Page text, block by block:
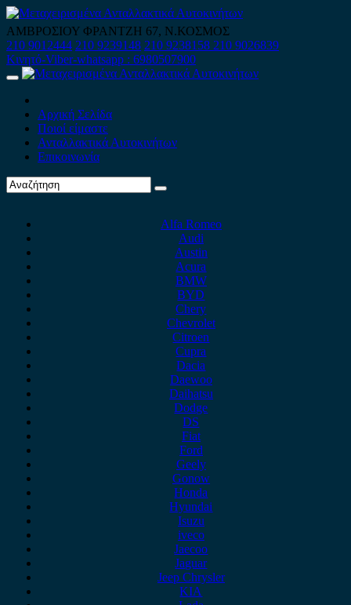
Skip
to
content
ΑΜΒΡΟΣΙΟΥ ΦΡΑΝΤΖΗ 67, Ν.ΚΟΣΜΟΣ
210 9012444 210 9239148 210 9238158 210 9026839
Κινητό-Viber-whatsapp : 6980507900
Primary
Αρχική Σελίδα
Ποιοί είμαστε
Ανταλλακτικά Αυτοκινήτων
Επικοινωνία
Alfa Romeo
Audi
Austin
Acura
BMW
BYD
Chery
Chevrolet
Citroen
Cupra
Dacia
Daewoo
Daihatsu
Dodge
DS
Fiat
Ford
Geely
Gonow
Honda
Hyundai
Isuzu
iveco
Jaecoo
Jaguar
Jeep Chrysler
KIA